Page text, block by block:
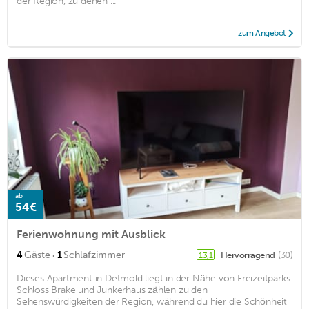
zum Angebot
ab
54€
Ferienwohnung mit Ausblick
4Gäste · 1Schlafzimmer 13,1 Hervorragend (30)
Dieses Apartment in Detmold liegt in der Nähe von Freizeitparks.
Schloss Brake und Junkerhaus zählen zu den
Sehenswürdigkeiten der Region, während du hier die Schönheit